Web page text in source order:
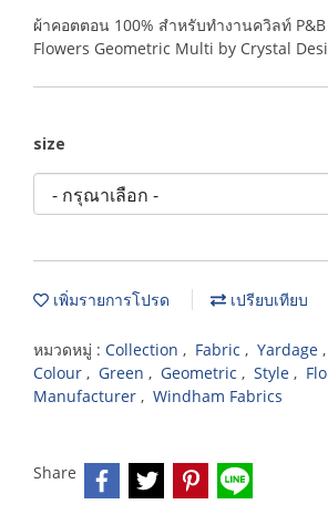
ผ้าคอตตอน 100% สำหรับทำงานควิลท์
Flowers Geometric Multi by Crystal
size
เพิ่มรายการโปรด เปรียบเทียบ
หมวดหมู่ : Collection , Fabric , Yardage ,
Colour , Green , Geometric , Style ,
Manufacturer , Windham Fabrics
Share